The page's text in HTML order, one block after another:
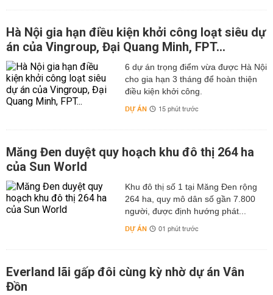
Hà Nội gia hạn điều kiện khởi công loạt siêu dự
án của Vingroup, Đại Quang Minh, FPT...
6 dự án trọng điểm vừa được Hà Nội
cho gia hạn 3 tháng để hoàn thiện
điều kiện khởi công.
DỰ ÁN 15 phút trước
Măng Đen duyệt quy hoạch khu đô thị 264 ha
của Sun World
Khu đô thị số 1 tại Măng Đen rộng
264 ha, quy mô dân số gần 7.800
người, được định hướng phát...
DỰ ÁN 01 phút trước
Everland lãi gấp đôi cùng kỳ nhờ dự án Vân
Đồn